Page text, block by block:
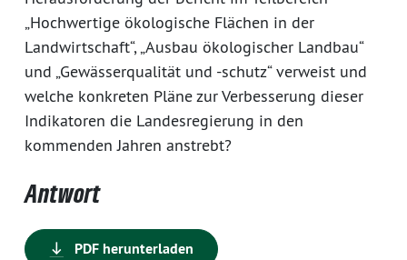
„Hochwertige ökologische Flächen in der
Landwirtschaft“, „Ausbau ökologischer Landbau“
und „Gewässerqualität und -schutz“ verweist und
welche konkreten Pläne zur Verbesserung dieser
Indikatoren die Landesregierung in den
kommenden Jahren anstrebt?
Antwort
PDF herunterladen